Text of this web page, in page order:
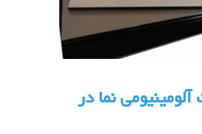
نما در